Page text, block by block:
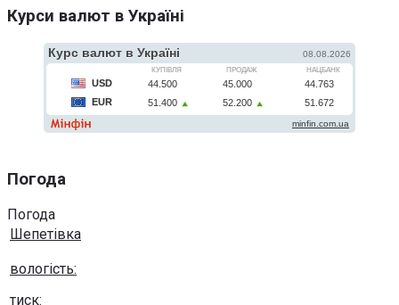
Курси валют в Україні
Погода
Погода
Шепетівка
вологість:
тиск: